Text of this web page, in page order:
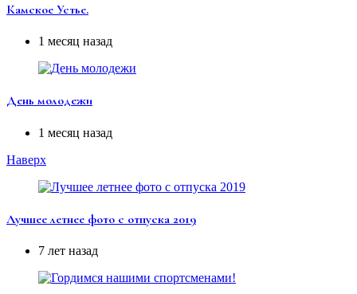
Камское Устье.
1 месяц назад
День молодежи
1 месяц назад
Наверх
Лучшее летнее фото с отпуска 2019
7 лет назад